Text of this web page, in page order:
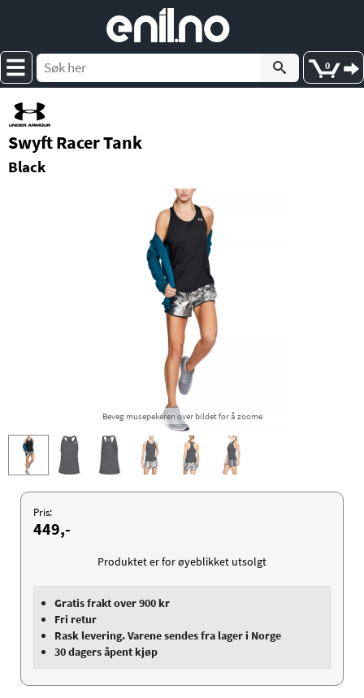
enil no
0
Swyft Racer Tank
Black
Beveg musepekeren over bildet for å zoome
Pris:
449,-
Produktet er for øyeblikket utsolgt
Gratis frakt over 900 kr
Fri retur
Rask levering. Varene sendes fra lager i Norge
30 dagers åpent kjøp